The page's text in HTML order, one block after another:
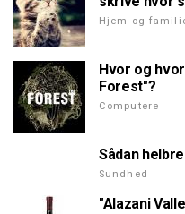
Hjem og
Hvor og
Forest"?
Computere
Sådan
Sundhed
"Alazani